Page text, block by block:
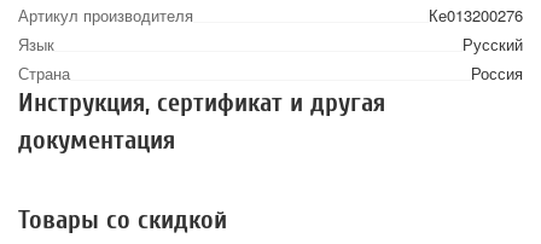
Артикул производителя
Ке013200276
Язык
Русский
Страна
Россия
Инструкция, сертификат и другая
документация
Товары со скидкой